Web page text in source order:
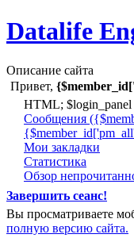
Datalife
Описание сайта
Привет,
HTML;
Cообщения
Мои закладки
Статистика
Обзор
Завершить сеанс!
Вы просматриваете
полную версию сайта.